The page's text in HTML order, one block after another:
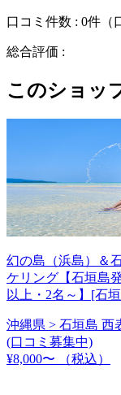
口コミ件数 : 0件
総合評価 :
このショッ
幻の島（浜島）＆
ケリング【石垣島
以上・2名～】[石
沖縄県 > 石垣島 西
(口コミ募集中)
¥8,000〜
（税込）